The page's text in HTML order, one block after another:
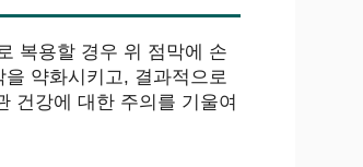
복용할 경우 위 점막에 손
약화시키고, 결과적으로
건강에 대한 주의를 기울여